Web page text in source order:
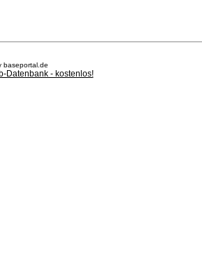
baseportal.de
Datenbank - kostenlos!